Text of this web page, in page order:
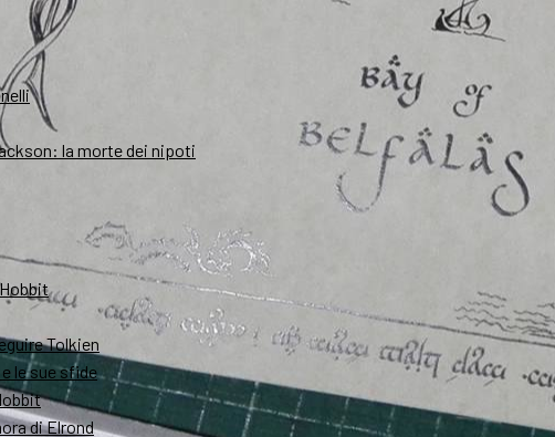
la morte dei nipoti
Tolkien
le sue sfide
di Elrond